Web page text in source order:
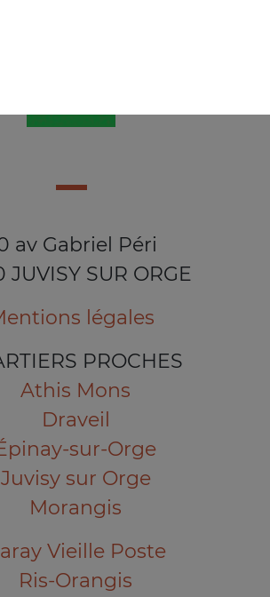
av Gabriel Péri
JUVISY SUR ORGE
légales
PROCHES
Athis Mons
Draveil
sur-Orge
Juvisy sur Orge
Morangis
Vieille Poste
Ris-Orangis